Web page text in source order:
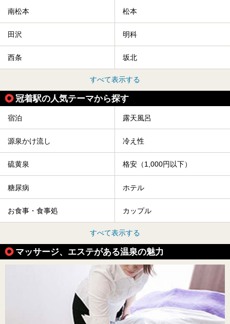
南松本 松本
田沢 明科
西条 坂北
すべて表示する
冠着駅の人気テーマから探す
宿泊 露天風呂
源泉かけ流し 冷え性
硫黄泉 格安（1,000円以下）
糖尿病 ホテル
お食事・食事処 カップル
すべて表示する
マッサージ、エステがある温泉の魅力